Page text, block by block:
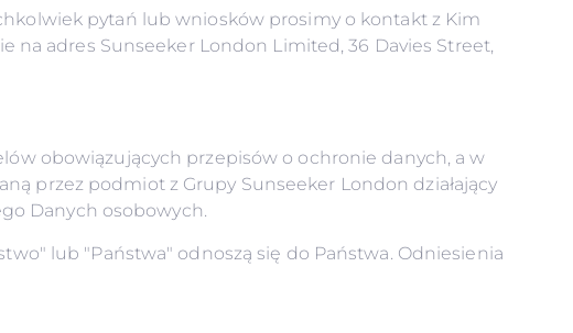
pytań lub wniosków prosimy o kontakt z Kim
adres Sunseeker London Limited, 36 Davies Street,
obowiązujących przepisów o ochronie danych, a w
przez podmiot z Grupy Sunseeker London działający
Danych osobowych.
lub "Państwa" odnoszą się do Państwa. Odniesienia